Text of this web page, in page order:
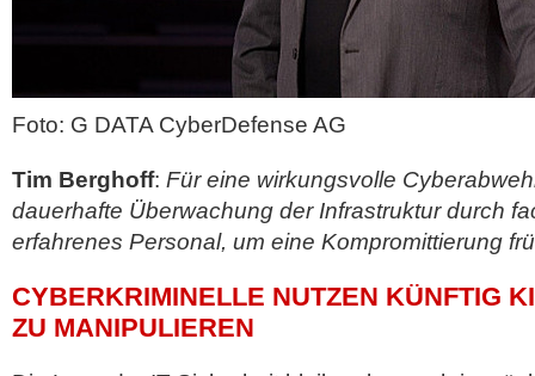
Foto: G DATA CyberDefense AG
Tim Berghoff: Für eine wirkungsvolle
dauerhafte Überwachung der Infrastruktur durch
erfahrenes Personal, um eine Kompromittierung
CYBERKRIMINELLE NUTZEN KÜNFTIG
ZU MANIPULIEREN